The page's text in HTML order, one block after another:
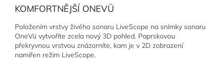
KOMFORTNĚJŠÍ ONEVÜ
Položením vrstvy živého sonaru LiveScope na snímky sonaru
OneVü vytvoříte zcela nový 3D pohled. Paprskovou
překryvnou vrstvou znázorníte, kam je v 2D zobrazení
namířen režim LiveScope.